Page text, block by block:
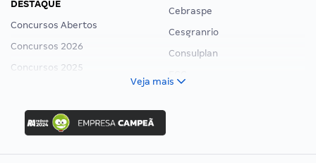
DESTAQUE
Concursos Abertos
Concursos 2026
Concursos 2025
Concurso Ibama
Concurso MPU
Editais publicados
Cebraspe
Cesgranrio
Consulplan
Veja mais